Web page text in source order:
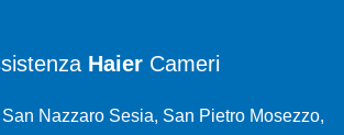
Haier Cameri
Nazzaro Sesia, San Pietro Mosezzo,